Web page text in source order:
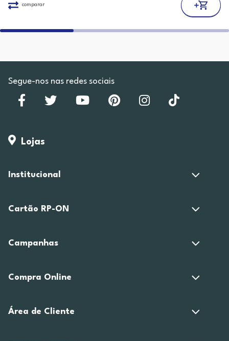
comparar
Segue-nos nas redes sociais
Lojas
Institucional
Cartão RP-ON
Campanhas
Compra Online
Área de Cliente